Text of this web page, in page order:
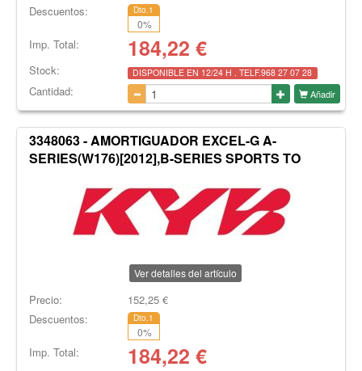
Descuentos:
Dto.1
0%
Imp. Total: 184,22 €
Stock: DISPONIBLE EN 12/24 H . TELF.968 27 07 28
Cantidad: Añadir
3348063 - AMORTIGUADOR EXCEL-G A-
SERIES(W176)[2012],B-SERIES SPORTS TO
Ver detalles del artículo
Precio: 152,25€
Descuentos:
Dto.1
0%
Imp. Total: 184,22 €